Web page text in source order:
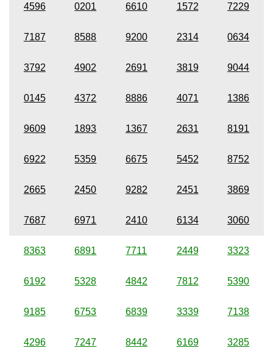
4596 0201 6610 1572 7229
7187 8588 9200 2314 0634
3792 4902 2691 3819 9044
0145 4372 8886 4071 1386
9609 1893 1367 2631 8191
6922 5359 6675 5452 8752
2665 2450 9282 2451 3869
7687 6971 2410 6134 3060
8363 6891 7711 2449 3323
6192 5328 4842 7812 5390
9185 6753 6839 3339 7138
4296 7247 8442 6169 3285